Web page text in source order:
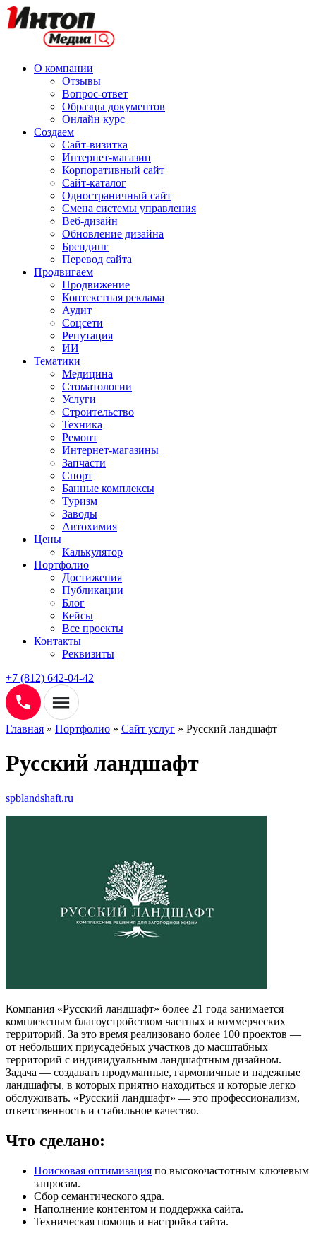
О компании
Отзывы
Вопрос-ответ
Образцы документов
Онлайн курс
Создаем
Сайт-визитка
Интернет-магазин
Корпоративный сайт
Сайт-каталог
Одностраничный сайт
Смена системы управления
Веб-дизайн
Обновление дизайна
Брендинг
Перевод сайта
Продвигаем
Продвижение
Контекстная реклама
Аудит
Соцсети
Репутация
ИИ
Тематики
Медицина
Стоматологии
Услуги
Строительство
Техника
Ремонт
Интернет-магазины
Запчасти
Спорт
Банные комплексы
Туризм
Заводы
Автохимия
Цены
Калькулятор
Портфолио
Достижения
Публикации
Блог
Кейсы
Все проекты
Контакты
Реквизиты
+7 (812) 642-04-42
Главная » Портфолио » Сайт услуг » Русский ландшафт
Русский ландшафт
spblandshaft.ru
Компания «Русский ландшафт» более 21 года занимается
комплексным благоустройством частных и коммерческих
территорий. За это время реализовано более 100 проектов —
от небольших приусадебных участков до масштабных
территорий с индивидуальным ландшафтным дизайном.
Задача — создавать продуманные, гармоничные и надежные
ландшафты, в которых приятно находиться и которые легко
обслуживать. «Русский ландшафт» — это профессионализм,
ответственность и стабильное качество.
Что сделано:
Поисковая оптимизация по высокочастотным ключевым
запросам.
Сбор семантического ядра.
Наполнение контентом и поддержка сайта.
Техническая помощь и настройка сайта.